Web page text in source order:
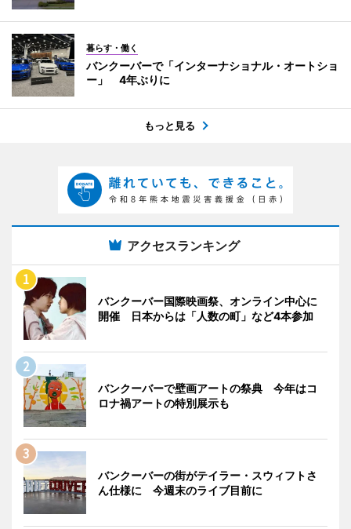
暮らす・働く
バンクーバーで「インターナショナル・オートショ
ー」 4年ぶりに
もっと見る
アクセスランキング
バンクーバー国際映画祭、オンライン中心に
開催 日本からは「人数の町」など4本参加
バンクーバーで壁画アートの祭典 今年はコ
ロナ禍アートの特別展示も
バンクーバーの街がテイラー・スウィフトさ
ん仕様に 今週末のライブ目前に